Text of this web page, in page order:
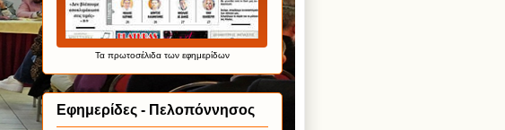
Τα πρωτοσέλιδατων εφημερίδων
Εφημερίδες - Πελοπόννησος